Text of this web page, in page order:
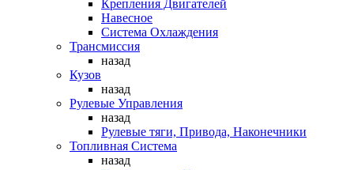
Крепления Двигателей
Навесное
Система Охлаждения
Трансмиссия
назад
Кузов
назад
Рулевые Управления
назад
Рулевые тяги, Привода, Наконечники
Топливная Система
назад